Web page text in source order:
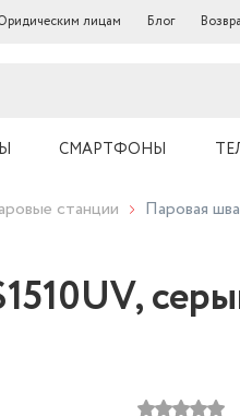
лицам Блог
СМАРТФОНЫ
станции Паровая